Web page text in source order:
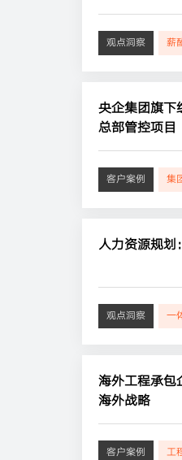
观点洞察 薪
央企集团旗下
总部管控项目
客户案例 集
人力资源规划
观点洞察 一
海外工程承包
海外战略
客户案例 工